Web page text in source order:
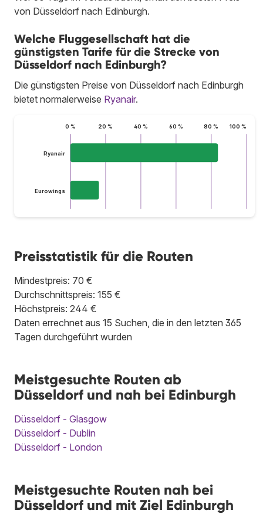
von Düsseldorf nach Edinburgh.
Welche Fluggesellschaft hat die
günstigsten Tarife für die Strecke von
Düsseldorf nach Edinburgh?
Die günstigsten Preise von Düsseldorf nach Edinburgh
bietet normalerweise Ryanair.
0 % 20 % 40 % 60 % 80 % 100 %
Ryanair
Eurowings
Preisstatistik für die Routen
Mindestpreis: 70 €
Durchschnittspreis: 155 €
Höchstpreis: 244 €
Daten errechnet aus 15 Suchen, die in den letzten 365
Tagen durchgeführt wurden
Meistgesuchte Routen ab
Düsseldorf und nah bei Edinburgh
Düsseldorf - Glasgow
Düsseldorf - Dublin
Düsseldorf - London
Meistgesuchte Routen nah bei
Düsseldorf und mit Ziel Edinburgh